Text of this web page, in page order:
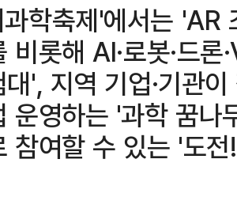
학축제'에서는 'AR
비롯해 AI·로봇·드
', 지역 기업·기관
운영하는 '과학 꿈나
참여할 수 있는 '도